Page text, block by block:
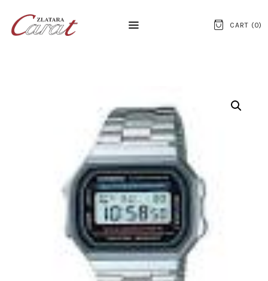
CART (0)
O NAMA
KONTAKT
SATOVI
SREBRNI NAKIT
ZLATNI NAKIT